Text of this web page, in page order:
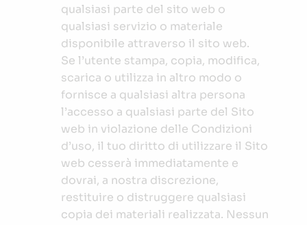
qualsiasi parte del sito web o
qualsiasi servizio o materiale
disponibile attraverso il sito web.
Se l’utente stampa, copia, modifica,
scarica o utilizza in altro modo o
fornisce a qualsiasi altra persona
l’accesso a qualsiasi parte del Sito
web in violazione delle Condizioni
d’uso, il tuo diritto di utilizzare il Sito
web cesserà immediatamente e
dovrai, a nostra discrezione,
restituire o distruggere qualsiasi
copia dei materiali realizzata. Nessun